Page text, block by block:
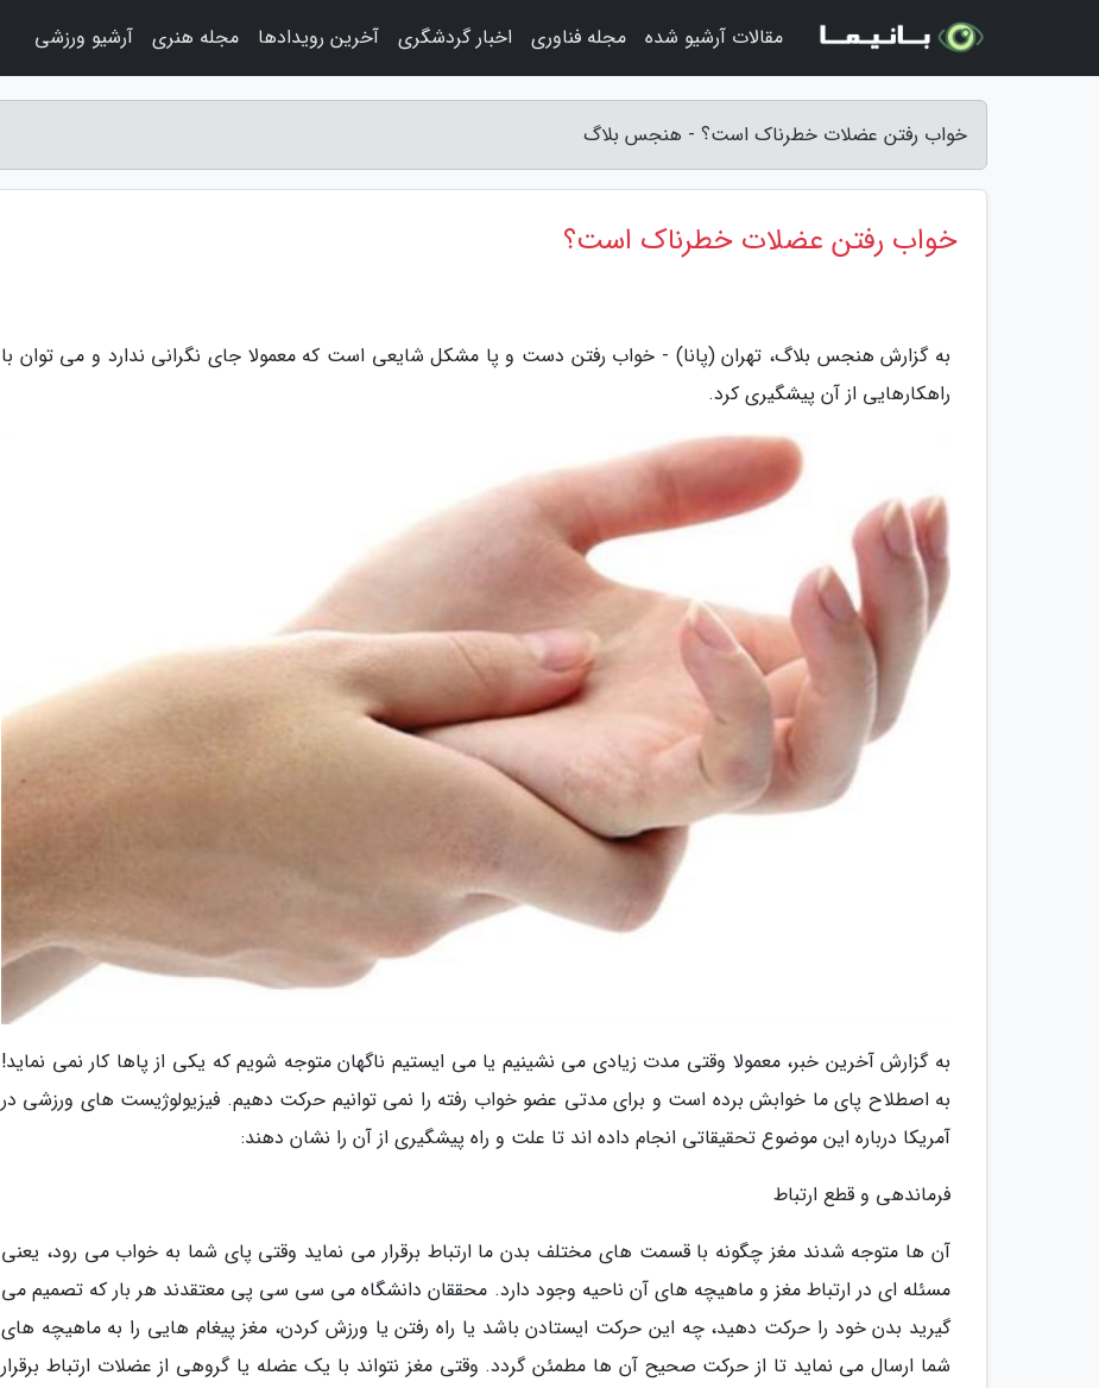
خواب رفتن عضلات خطرناک است؟ - هنجس بلاگ
خواب رفتن عضلات خطرناک است؟
به گزارش هنجس بلاگ، تهران (پانا) - خواب رفتن دست و پا مشکل شایعی است که معمولا جای نگرانی ندارد و می توان با
راهکارهایی از آن پیشگیری کرد.
به گزارش آخرین خبر، معمولا وقتی مدت زیادی می نشینیم یا می ایستیم ناگهان متوجه شویم که یکی از پاها کار نمی نماید!
به اصطلاح پای ما خوابش برده است و برای مدتی عضو خواب رفته را نمی توانیم حرکت دهیم. فیزیولوژیست های ورزشی در
آمریکا درباره این موضوع تحقیقاتی انجام داده اند تا علت و راه پیشگیری از آن را نشان دهند:
فرماندهی و قطع ارتباط
آن ها متوجه شدند مغز چگونه با قسمت های مختلف بدن ما ارتباط برقرار می نماید وقتی پای شما به خواب می رود، یعنی
مسئله ای در ارتباط مغز و ماهیچه های آن ناحیه وجود دارد. محققان دانشگاه می سی سی پی معتقدند هر بار که تصمیم می
گیرید بدن خود را حرکت دهید، چه این حرکت ایستادن باشد یا راه رفتن یا ورزش کردن، مغز پیغام هایی را به ماهیچه های
شما ارسال می نماید تا از حرکت صحیح آن ها مطمئن گردد. وقتی مغز نتواند با یک عضله یا گروهی از عضلات ارتباط برقرار
مقالات آرشیو شده مجله فناوری اخبار گردشگری آخرین رویدادها مجله هنری آرشیو ورزشی